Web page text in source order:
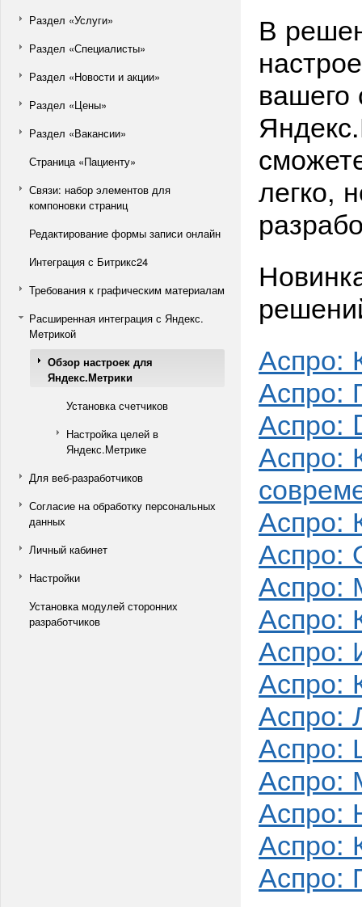
Раздел «Услуги»
Раздел «Специалисты»
Раздел «Новости и акции»
Раздел «Цены»
Раздел «Вакансии»
Страница «Пациенту»
Связи: набор элементов для
компоновки страниц
Редактирование формы записи онлайн
Интеграция с Битрикс24
Требования к графическим материалам
Расширенная интеграция с Яндекс.
Метрикой
Обзор настроек для
Яндекс.Метрики
Установка счетчиков
Настройка целей в
Яндекс.Метрике
Для веб-разработчиков
Согласие на обработку персональных
данных
Личный кабинет
Настройки
Установка модулей сторонних
разработчиков
В
вашего
легко,
Аспро:
Аспро:
Аспро:
Аспро:
Аспро:
Аспро:
Аспро:
Аспро:
Аспро:
Аспро:
Аспро:
Аспро:
Аспро:
Аспро:
Аспро:
Аспро: